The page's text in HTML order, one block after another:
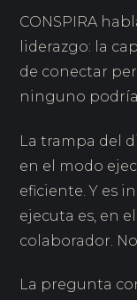
CONSPIRA
liderazgo: la
de conectar
ninguno
La trampa del
en el modo
eficiente. Y es
ejecuta es, en
colaborador.
La pregunta